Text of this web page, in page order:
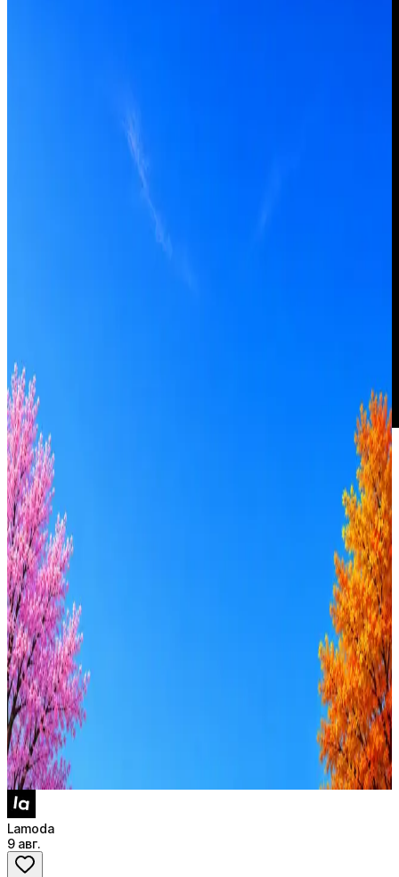
Lamoda
Один из крупнейших интернет-магазинов в России и СНГ
42активных вакансий
Перейти на сайт
Стратегия поиска с AI: рынки, позиции, вилка, каналы
Ежедневный подбор из 600+ источников
AI генерация сопроводительных писем
Lamoda
9 авг.